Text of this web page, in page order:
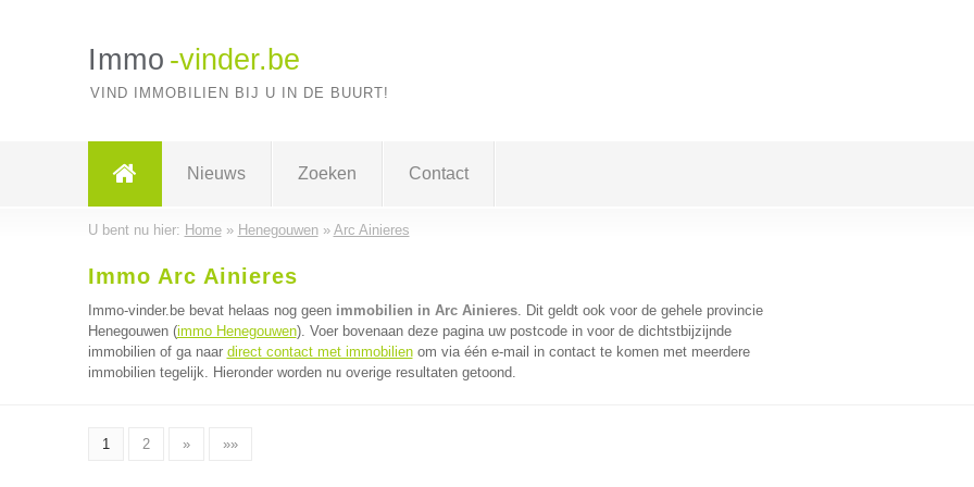
Immo -vinder.be
VIND IMMOBILIEN BIJ U IN DE BUURT!
Nieuws Zoeken Contact
U bent nu hier: Home» Henegouwen» Arc Ainieres
Immo Arc Ainieres
Immo-vinder.be bevat helaas nog geen immobilien in Arc Ainieres. Dit geldt ook voor de gehele provincie
Henegouwen (immo Henegouwen). Voer bovenaan deze pagina uw postcode in voor de dichtstbijzijnde
immobilien of ga naar direct contact met immobilienom via één e-mail in contact te komen met meerdere
immobilien tegelijk. Hieronder worden nu overige resultaten getoond.
1 2 » »»